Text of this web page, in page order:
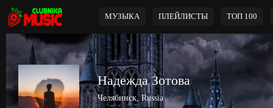
МУЗЫКА ПЛЕЙЛИСТЫ ТОП 100
Надежда Зотова
Челябинск, Russia